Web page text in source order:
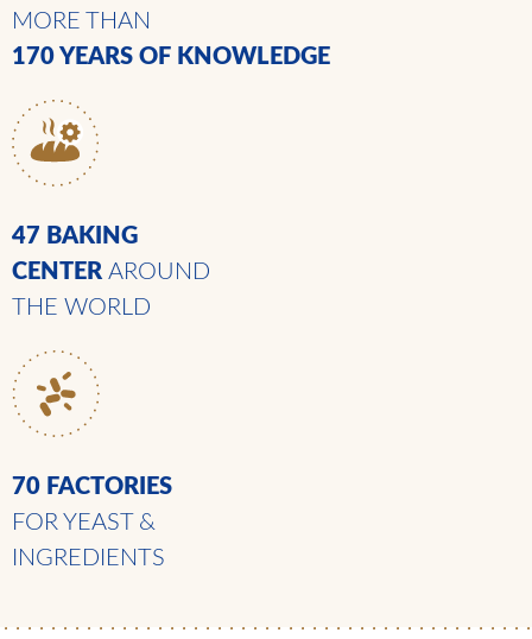
MORE THAN
170 YEARS OF KNOWLEDGE
47 BAKING
CENTER AROUND
THE WORLD
70 FACTORIES
FOR YEAST &
INGREDIENTS